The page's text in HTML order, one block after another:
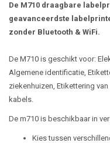
De M710 draagbare
geavanceerdste
zonder Bluetooth & WiFi.
De M710 is geschikt voor:
Algemene identificatie,
ziekenhuizen, Etikettering
kabels.
De m710 is beschikbaar in
Kies tussen